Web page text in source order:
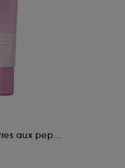
Soin pour les lèvres aux peptides